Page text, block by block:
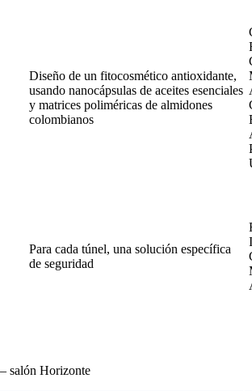
Diseño de un fitocosmético antioxidante,
usando nanocápsulas de aceites esenciales
y matrices poliméricas de almidones
colombianos
Para cada túnel, una solución específica
de seguridad
salón Horizonte